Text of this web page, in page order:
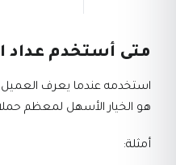
متى أستخدم عداد
استخدمه عندما يعرف
هو الخيار الأسهل لمعظم
أمثلة: